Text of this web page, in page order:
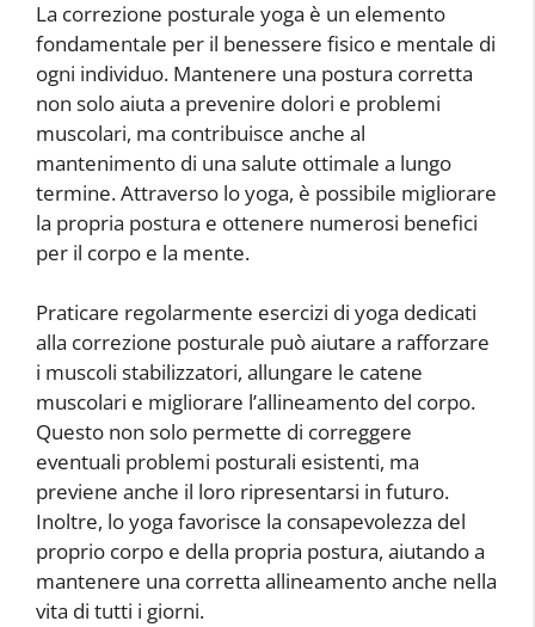
La correzione posturale yoga è un elemento
fondamentale per il benessere fisico e mentale di
ogni individuo. Mantenere una postura corretta
non solo aiuta a prevenire dolori e problemi
muscolari, ma contribuisce anche al
mantenimento di una salute ottimale a lungo
termine. Attraverso lo yoga, è possibile migliorare
la propria postura e ottenere numerosi benefici
per il corpo e la mente.
Praticare regolarmente esercizi di yoga dedicati
alla correzione posturale può aiutare a rafforzare
i muscoli stabilizzatori, allungare le catene
muscolari e migliorare l’allineamento del corpo.
Questo non solo permette di correggere
eventuali problemi posturali esistenti, ma
previene anche il loro ripresentarsi in futuro.
Inoltre, lo yoga favorisce la consapevolezza del
proprio corpo e della propria postura, aiutando a
mantenere una corretta allineamento anche nella
vita di tutti i giorni.